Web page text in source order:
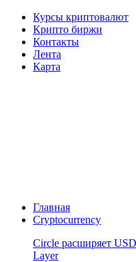
Курсы криптовалют
Крипто биржи
Контакты
Лента
Карта
Главная
Cryptocurrency
Circle расширяет
Layer